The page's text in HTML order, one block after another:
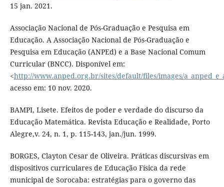
15 jan. 2021.
Associação Nacional de Pós-Graduação e Pesquisa em
Educação. A Associação Nacional de Pós-Graduação e
Pesquisa em Educação (ANPEd) e a Base Nacional Comum
Curricular (BNCC). Disponível em:
<http://www.anped.org.br/sites/default/files/images/
acesso em: 10 nov. 2020.
BAMPI, Lisete. Efeitos de poder e verdade do discurso da
Educação Matemática. Revista Educação e Realidade, Porto
Alegre,v. 24, n. 1, p. 115-143, jan./jun. 1999.
BORGES, Clayton Cesar de Oliveira. Práticas discursivas em
dispositivos curriculares de Educação Física da rede
municipal de Sorocaba: estratégias para o governo das